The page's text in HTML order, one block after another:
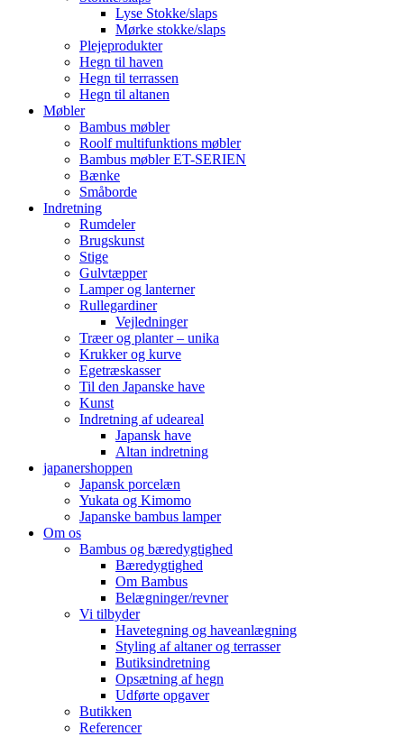
Lyse Stokke/slaps
Mørke stokke/slaps
Plejeprodukter
Hegn til haven
Hegn til terrassen
Hegn til altanen
Møbler
Bambus møbler
Roolf multifunktions møbler
Bambus møbler ET-SERIEN
Bænke
Småborde
Indretning
Rumdeler
Brugskunst
Stige
Gulvtæpper
Lamper og lanterner
Rullegardiner
Vejledninger
Træer og planter – unika
Krukker og kurve
Egetræskasser
Til den Japanske have
Kunst
Indretning af udeareal
Japansk have
Altan indretning
japanershoppen
Japansk porcelæn
Yukata og Kimomo
Japanske bambus lamper
Om os
Bambus og bæredygtighed
Bæredygtighed
Om Bambus
Belægninger/revner
Vi tilbyder
Havetegning og haveanlægning
Styling af altaner og terrasser
Butiksindretning
Opsætning af hegn
Udførte opgaver
Butikken
Referencer